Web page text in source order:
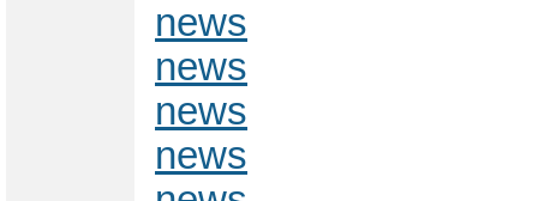
news
news
news
news